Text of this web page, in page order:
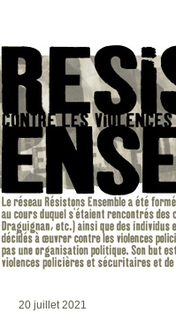
20 juillet 2021